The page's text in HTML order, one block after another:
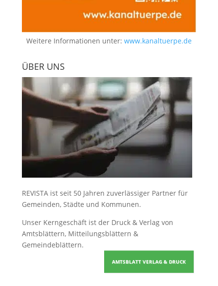
Weitere Informationen unter: www.kanaltuerpe.de
ÜBER UNS
REVISTA ist seit 50 Jahren zuverlässiger Partner für
Gemeinden, Städte und Kommunen.
Unser Kerngeschäft ist der Druck & Verlag von
Amtsblättern, Mitteilungsblättern &
Gemeindeblättern.
AMTSBLATT VERLAG & DRUCK